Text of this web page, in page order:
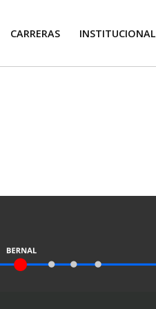
CARRERAS INSTITUCIONAL